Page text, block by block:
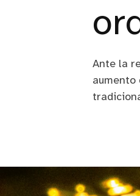
Ante la
aumento